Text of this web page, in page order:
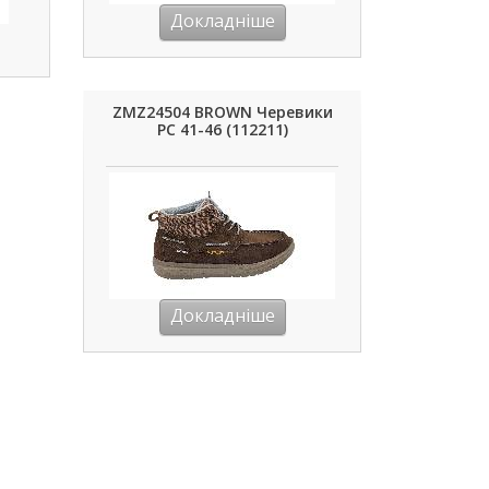
Докладніше
ZMZ24504 BROWN Черевики
РС 41-46 (112211)
Докладніше